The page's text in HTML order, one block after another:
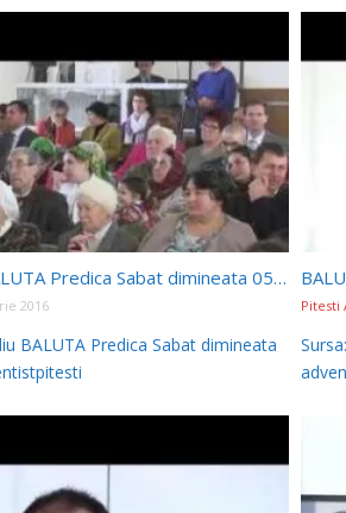
Pastor Ovidiu BALUTA Predica Sabat dimineata 05 11 2016
2016
BALUTA Predica Sabat dimineata
Pitesti